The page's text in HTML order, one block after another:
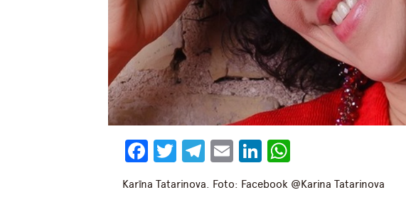
Facebook
Twitter
Telegram
EmailLinkedIn
Karīna Tatarinova. Foto: Facebook @Karina Tatarinova